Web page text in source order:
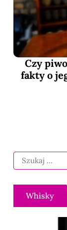
Czy
fakty o
Whisky